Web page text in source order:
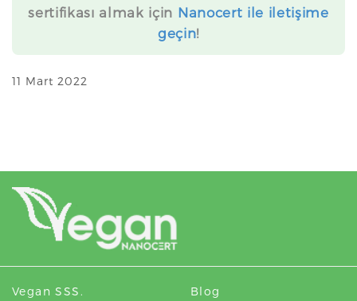
sertifikası almak için Nanocert ile iletişime
geçin!
11 Mart 2022
Vegan SSS.
Blog